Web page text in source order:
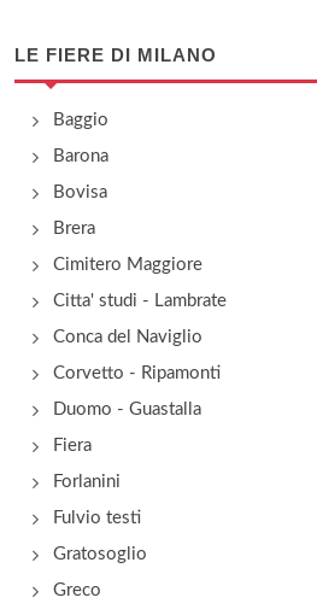
LE FIERE DI MILANO
Baggio
Barona
Bovisa
Brera
Cimitero Maggiore
Citta' studi - Lambrate
Conca del Naviglio
Corvetto - Ripamonti
Duomo - Guastalla
Fiera
Forlanini
Fulvio testi
Gratosoglio
Greco